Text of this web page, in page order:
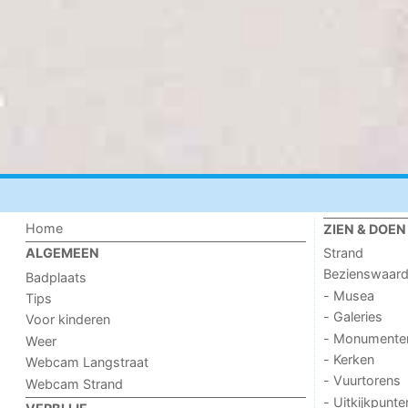
Home
ALGEMEEN
Badplaats
Tips
Voor kinderen
Weer
Webcam Langstraat
Webcam Strand
ZIEN & DOEN
Strand
- Musea
- Galeries
-
- Kerken
- Vuurtorens
-